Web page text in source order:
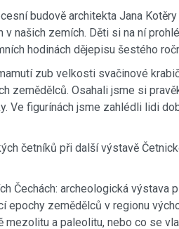
budově architekta Jana
v našich zemích. Děti si na ní
hodinách dějepisu šestého
zub velkosti svačinové
zemědělců. Osahali jsme si
Ve figurínách jsme zahlédli lidi
četníků při další výstavě
Čechách: archeologická výstava
zemědělců v regionu
a paleolitu, nebo co se